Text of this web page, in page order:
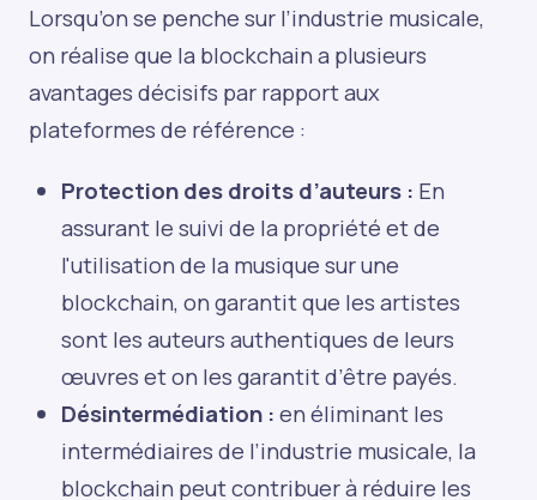
Lorsqu’on se penche sur l’industrie musicale,
on réalise que la blockchain a plusieurs
avantages décisifs par rapport aux
plateformes de référence :
Protection des droits d’auteurs : En
assurant le suivi de la propriété et de
l'utilisation de la musique sur une
blockchain, on garantit que les artistes
sont les auteurs authentiques de leurs
œuvres et on les garantit d’être payés.
Désintermédiation :en éliminant les
intermédiaires de l’industrie musicale, la
blockchain peut contribuer à réduire les